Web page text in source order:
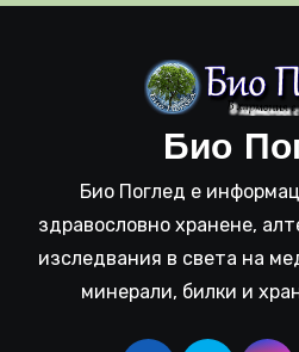
Био
Био Поглед е
здравословно хранене,
изследвания в света на
минерали, билки и